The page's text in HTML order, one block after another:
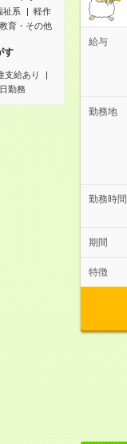
祉系
軽作
育・その他
す
支給あり
勤務
給与
勤務地
勤務時間
期間
特徴